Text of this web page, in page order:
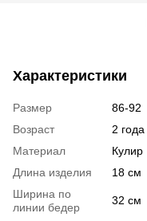
Характеристики
Размер
86-92
Возраст
2 года
Материал
Кулир
Длина изделия
18 см
Ширина по
линии бедер
32 см